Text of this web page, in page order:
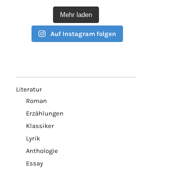
Mehr laden
Auf Instagram folgen
Literatur
Roman
Erzählungen
Klassiker
Lyrik
Anthologie
Essay